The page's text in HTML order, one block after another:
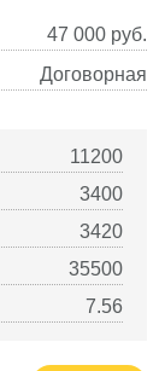
47 000 руб.
Договорная
11200
3400
3420
35500
7.56